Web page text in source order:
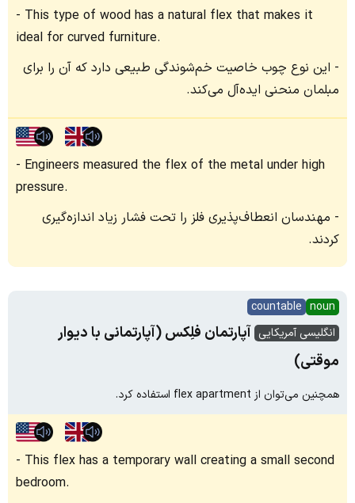
This type of wood has a natural flex that makes it
ideal for curved furniture.
این نوع چوب خاصیت خم‌شوندگی طبیعی دارد که آن را برای
مبلمان منحنی ایده‌آل می‌کند.
Engineers measured the flex of the metal under high
pressure.
مهندسان انعطاف‌پذیری فلز را تحت فشار زیاد اندازه‌گیری
کردند.
noun
countable
انگلیسی آمریکایی آپارتمان فلِکس (آپارتمانی با دیوار
موقتی)
همچنین می‌توان از flex apartment استفاده کرد.
This flex has a temporary wall creating a small second
bedroom.